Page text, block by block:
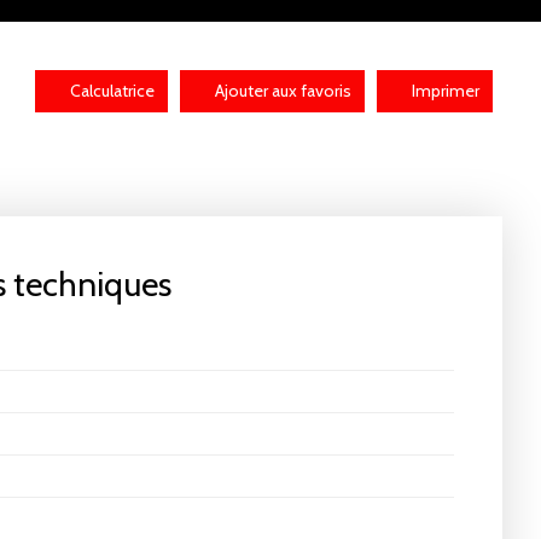
Calculatrice Ajouter aux favoris Imprimer
techniques